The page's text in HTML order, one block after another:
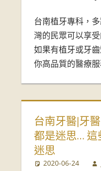
台
南
牙
醫
推
薦
台南植牙專科，
灣的民眾可以享
如果有植牙或牙
你高品質的醫療服
台南牙醫|牙
都是迷思… 這
迷思
2020-06-24